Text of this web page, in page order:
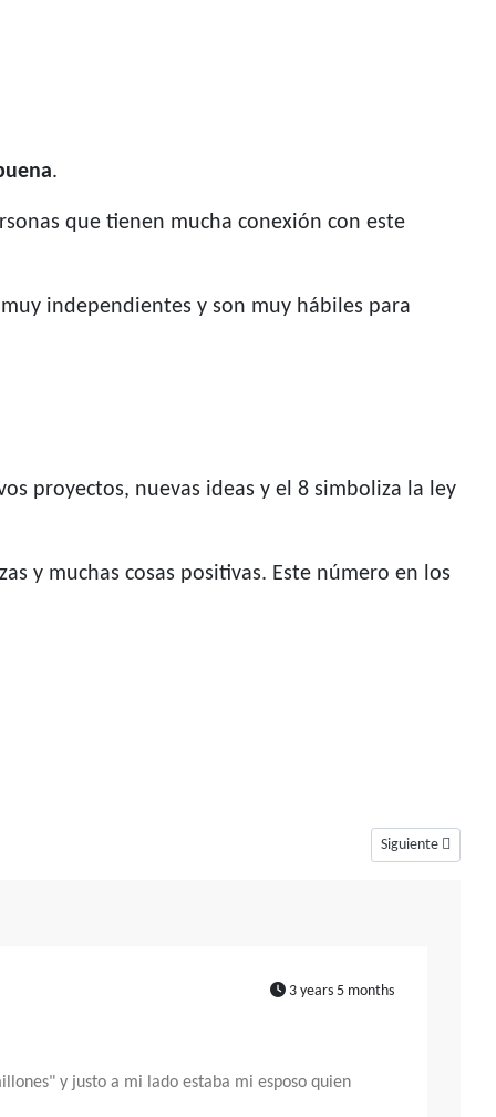
.
que tienen mucha conexión con este
independientes y son muy hábiles para
proyectos, nuevas ideas y el 8 simboliza la ley
y muchas cosas positivas. Este número en los
Artículo siguiente:
Siguiente
3 years 5 months
y justo a mi lado estaba mi esposo quien